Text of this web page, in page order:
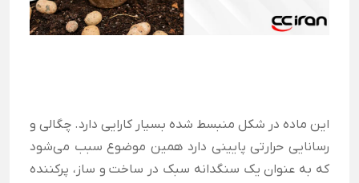
این ماده در شکل منبسط شده بسیار کارایی دارد. چگالی و
رسانایی حرارتی پایینی دارد همین موضوع سبب می‌شود
که به عنوان یک سنگدانه سبک در ساخت و ساز، پرکننده